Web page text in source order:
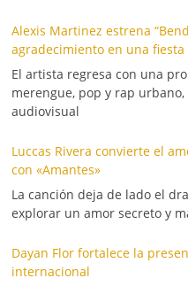
Alexis Martinez estrena
agradecimiento en una fiesta
El artista regresa con una
merengue, pop y rap
audiovisual
Luccas Rivera convierte el
con «Amantes»
La canción deja de lado el
explorar un amor secreto y
Dayan Flor fortalece la
internacional